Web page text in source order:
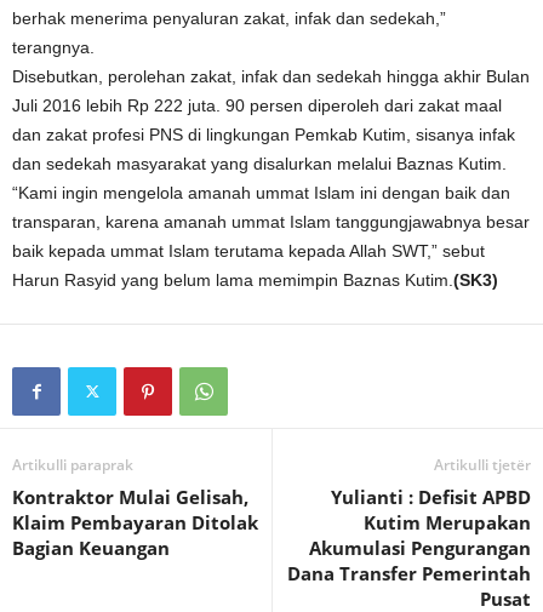
berhak menerima penyaluran zakat, infak dan sedekah,”
terangnya.
Disebutkan, perolehan zakat, infak dan sedekah hingga akhir Bulan
Juli 2016 lebih Rp 222 juta. 90 persen diperoleh dari zakat maal
dan zakat profesi PNS di lingkungan Pemkab Kutim, sisanya infak
dan sedekah masyarakat yang disalurkan melalui Baznas Kutim.
“Kami ingin mengelola amanah ummat Islam ini dengan baik dan
transparan, karena amanah ummat Islam tanggungjawabnya besar
baik kepada ummat Islam terutama kepada Allah SWT,” sebut
Harun Rasyid yang belum lama memimpin Baznas Kutim. (SK3)
Artikulli paraprak
Kontraktor Mulai Gelisah,
Klaim Pembayaran Ditolak
Bagian Keuangan
Artikulli tjetër
Yulianti : Defisit APBD
Kutim Merupakan
Akumulasi Pengurangan
Dana Transfer Pemerintah
Pusat